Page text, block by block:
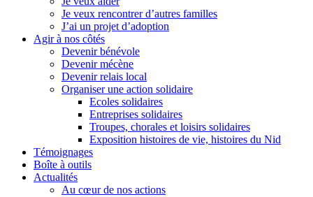
Je veux rencontrer d’autres familles
J’ai un projet d’adoption
Agir à nos côtés
Devenir bénévole
Devenir mécène
Devenir relais local
Organiser une action solidaire
Ecoles solidaires
Entreprises solidaires
Troupes, chorales et loisirs solidaires
Exposition histoires de vie, histoires du Nid
Témoignages
Boîte à outils
Actualités
Au cœur de nos actions